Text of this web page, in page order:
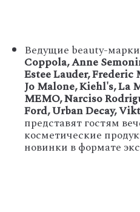
Ведущие beauty-
Coppola,Anne
EsteeLauder,Frederic
JoMalone,Kiehl's,La
MEMO,NarcisoRo
Ford, Urban Decay,
представят гостям
косметические
новинки в формате